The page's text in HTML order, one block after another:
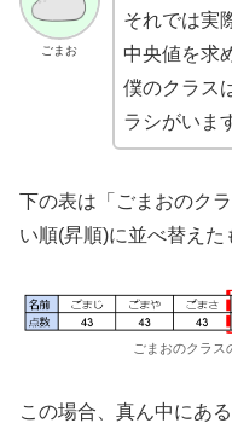
ごまお
それでは実
中央値を求
僕のクラス
ラシがいま
下の表は「ごまおのク
い順(昇順)に並べ替えた
ごまおのクラス
この場合、真ん中にあ